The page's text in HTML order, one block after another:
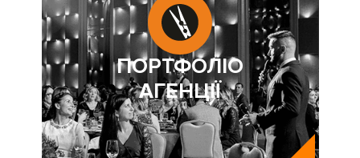
ПОРТФОЛІО
АГЕНЦІЇ